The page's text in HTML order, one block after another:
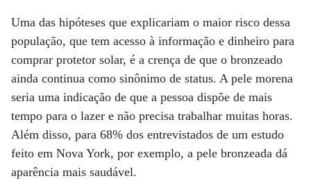
Uma das hipóteses que explicariam o maior risco dessa
população, que tem acesso à informação e dinheiro para
comprar protetor solar, é a crença de que o bronzeado
ainda continua como sinônimo de status. A pele morena
seria uma indicação de que a pessoa dispõe de mais
tempo para o lazer e não precisa trabalhar muitas horas.
Além disso, para 68% dos entrevistados de um estudo
feito em Nova York, por exemplo, a pele bronzeada dá
aparência mais saudável.